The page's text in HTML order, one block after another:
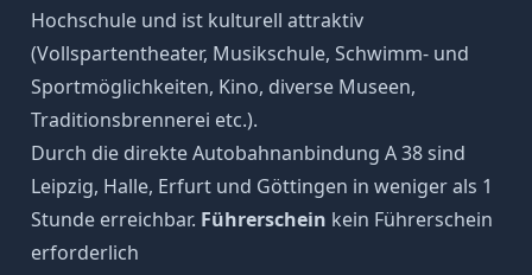
Hochschule und ist kulturell attraktiv
(Vollspartentheater, Musikschule, Schwimm- und
Sportmöglichkeiten, Kino, diverse Museen,
Traditionsbrennerei etc.).
Durch die direkte Autobahnanbindung A 38 sind
Leipzig, Halle, Erfurt und Göttingen in weniger als 1
Stunde erreichbar. Führerschein kein Führerschein
erforderlich